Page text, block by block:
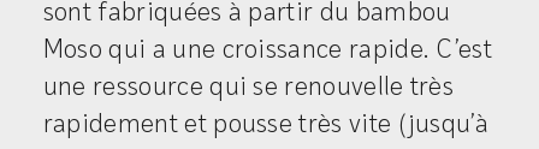
sont fabriquées à partir du bambou
Moso qui a une croissance rapide. C’est
une ressource qui se renouvelle très
rapidement et pousse très vite (jusqu’à